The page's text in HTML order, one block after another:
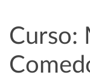
Curso: